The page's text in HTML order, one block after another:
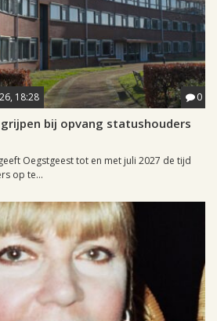
18:28 0
bij opvang statushouders
Oegstgeest tot en met juli 2027 de tijd
op te...